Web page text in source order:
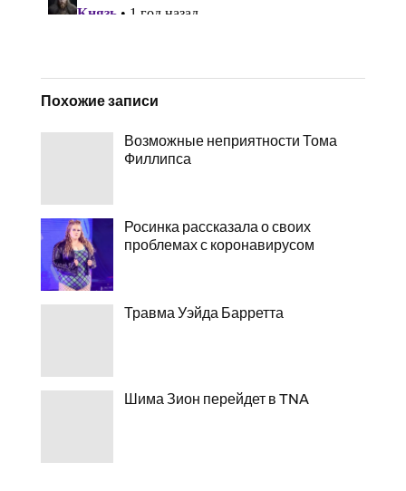
Похожие записи
Возможные неприятности Тома
Филлипса
Росинка рассказала о своих
проблемах с коронавирусом
Травма Уэйда Барретта
Шима Зион перейдет в TNA